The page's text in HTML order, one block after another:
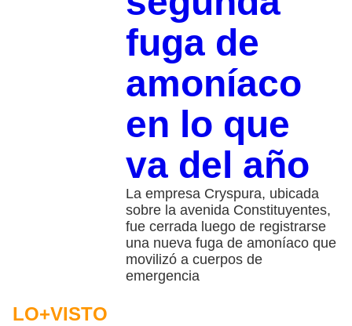
fuga de
amoníaco
en lo que
va del año
La empresa Cryspura, ubicada
sobre la avenida Constituyentes,
fue cerrada luego de registrarse
una nueva fuga de amoníaco que
movilizó a cuerpos de
emergencia
LO+VISTO